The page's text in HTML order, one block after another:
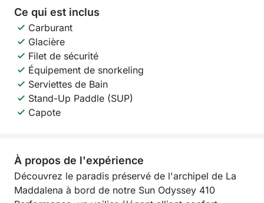
Ce qui est inclus
Carburant
Glacière
Filet de sécurité
Équipement de snorkeling
Serviettes de Bain
Stand-Up Paddle (SUP)
Capote
À propos de l'expérience
Découvrez le paradis préservé de l'archipel de La
Maddalena à bord de notre Sun Odyssey 410